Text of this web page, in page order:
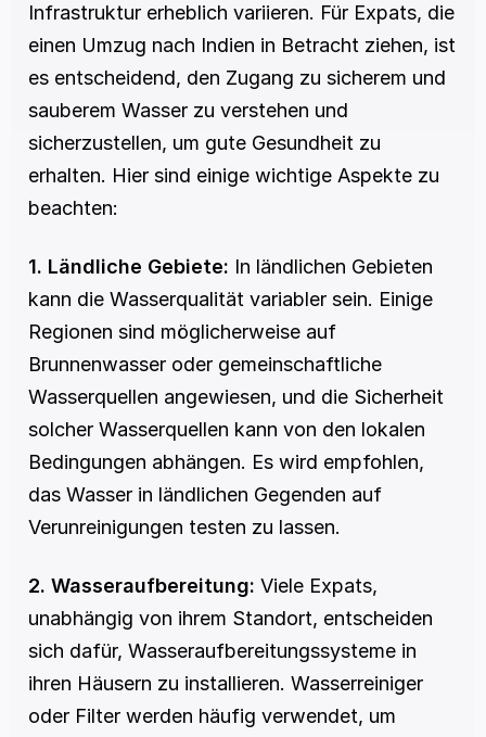
Infrastruktur erheblich variieren. Für Expats, die
einen Umzug nach Indien in Betracht ziehen, ist
es entscheidend, den Zugang zu sicherem und
sauberem Wasser zu verstehen und
sicherzustellen, um gute Gesundheit zu
erhalten. Hier sind einige wichtige Aspekte zu
beachten:
1. Ländliche Gebiete: In ländlichen Gebieten
kann die Wasserqualität variabler sein. Einige
Regionen sind möglicherweise auf
Brunnenwasser oder gemeinschaftliche
Wasserquellen angewiesen, und die Sicherheit
solcher Wasserquellen kann von den lokalen
Bedingungen abhängen. Es wird empfohlen,
das Wasser in ländlichen Gegenden auf
Verunreinigungen testen zu lassen.
2. Wasseraufbereitung: Viele Expats,
unabhängig von ihrem Standort, entscheiden
sich dafür, Wasseraufbereitungssysteme in
ihren Häusern zu installieren. Wasserreiniger
oder Filter werden häufig verwendet, um